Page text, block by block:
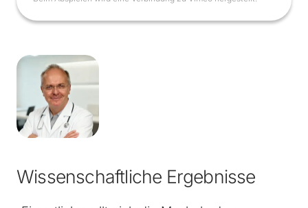
Wissenschaftliche Ergebnisse